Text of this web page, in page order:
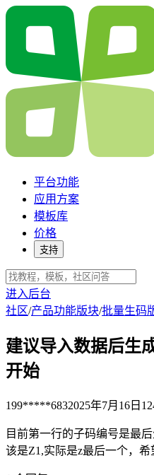
平台功能
应用方案
模板库
价格
支持
进入后台
社区/产品功能版块/批量生码
建议导入数据后生
开始
199*****6832025年7月16日
目前第一行的子码编号是最
该是Z1,实际是z最后一个，